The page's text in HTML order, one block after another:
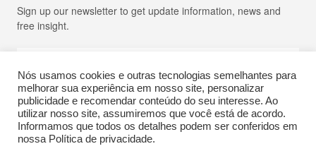
Sign up our newsletter to get update information, news and
free insight.
SIGN UP
Nós usamos cookies e outras tecnologias semelhantes para
melhorar sua experiência em nosso site, personalizar
publicidade e recomendar conteúdo do seu interesse. Ao
utilizar nosso site, assumiremos que você está de acordo.
Informamos que todos os detalhes podem ser conferidos em
nossa Política de privacidade.